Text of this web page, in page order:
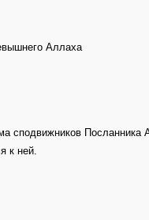
Аллаха
сподвижников Посланника
к ней.